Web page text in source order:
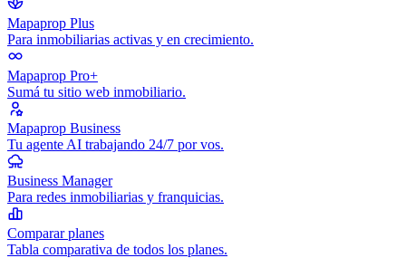
Mapaprop Plus
Para inmobiliarias activas y en crecimiento.
Mapaprop Pro+
Sumá tu sitio web inmobiliario.
Mapaprop Business
Tu agente AI trabajando 24/7 por vos.
Business Manager
Para redes inmobiliarias y franquicias.
Comparar planes
Tabla comparativa de todos los planes.